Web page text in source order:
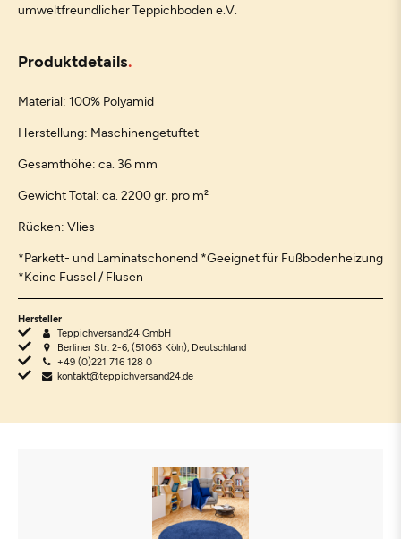
umweltfreundlicher Teppichboden e.V.
Produktdetails
Material: 100% Polyamid
Herstellung: Maschinengetuftet
Gesamthöhe: ca. 36 mm
Gewicht Total: ca. 2200 gr. pro m²
Rücken: Vlies
*Parkett- und Laminatschonend *Geeignet für Fußbodenheizung
*Keine Fussel / Flusen
Hersteller
Teppichversand24 GmbH
Berliner Str. 2-6, (51063 Köln), Deutschland
+49 (0)221 716 128 0
kontakt@teppichversand24.de